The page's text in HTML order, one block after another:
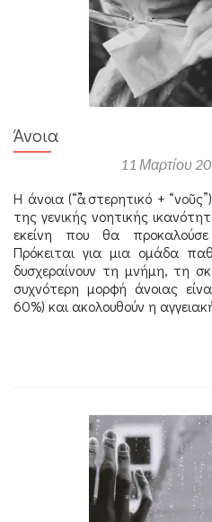
Άνοια
11 Μαρτίου
Η άνοια (“ἀ” στερητικό +
της γενικής νοητικής
εκείνη που θα
Πρόκειται για μια ομάδα
δυσχεραίνουν τη μνήμη, τη
συχνότερη μορφή άνοιας
60%) και ακολουθούν η